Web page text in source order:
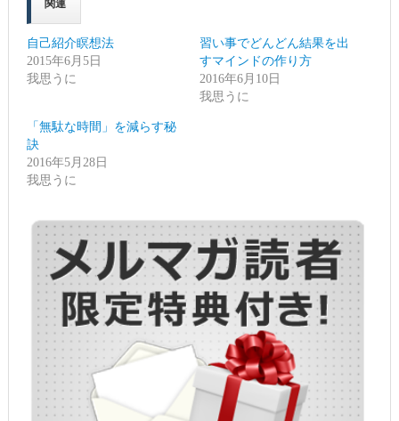
共
(新
し
い
ウ
ィ
ン
ド
開
き
す)
ク
し
て
く
し
い
ィ
ン
き
ま
す)
関連
自己紹介瞑想法
2015年6月5日
我思うに
習い事でどんどん結果を出
すマインドの作り方
2016年6月10日
我思うに
「無駄な時間」を減らす秘
訣
2016年5月28日
我思うに